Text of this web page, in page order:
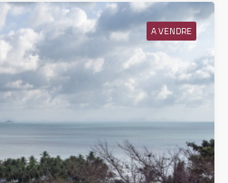
A VENDRE